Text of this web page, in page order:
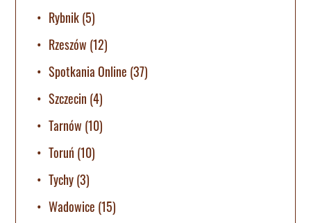
Rybnik(5)
Rzeszów (12)
Spotkania Online (37)
Szczecin (4)
Tarnów (10)
Toruń (10)
Tychy(3)
Wadowice (15)